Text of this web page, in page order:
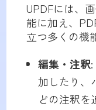
UPDFには、
能に加え、
立つ多くの機
編集・注釈:
加したり、
どの注釈を